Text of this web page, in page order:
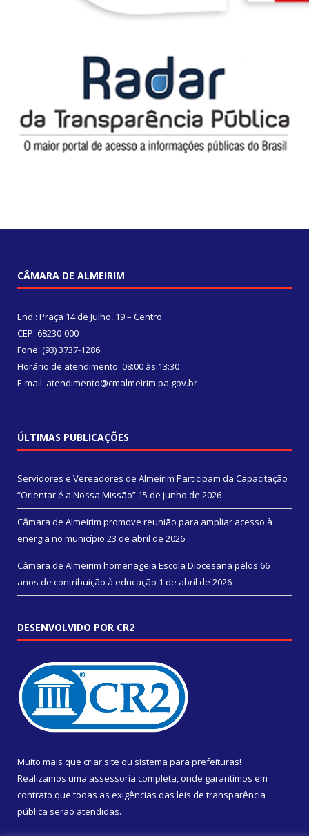
CÂMARA DE ALMEIRIM
End.: Praça 14 de Julho, 19 – Centro
CEP: 68230-000
Fone: (93) 3737-1286
Horário de atendimento: 08:00 às 13:30
E-mail: atendimento@cmalmeirim.pa.gov.br
ÚLTIMAS PUBLICAÇÕES
Servidores e Vereadores de Almeirim Participam da Capacitação
“Orientar é a Nossa Missão” 15 de junho de 2026
Câmara de Almeirim promove reunião para ampliar acesso à
energia no município 23 de abril de 2026
Câmara de Almeirim homenageia Escola Diocesana pelos 66
anos de contribuição à educação 1 de abril de 2026
DESENVOLVIDO POR CR2
Muito mais que criar site ou sistema para prefeituras!
Realizamos uma assessoria completa, onde garantimos em
contrato que todas as exigências das leis de transparência
pública serão atendidas.